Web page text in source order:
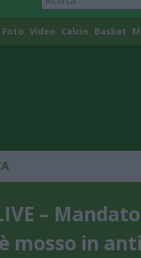
Foto Video Calcio Basket
–
mosso in